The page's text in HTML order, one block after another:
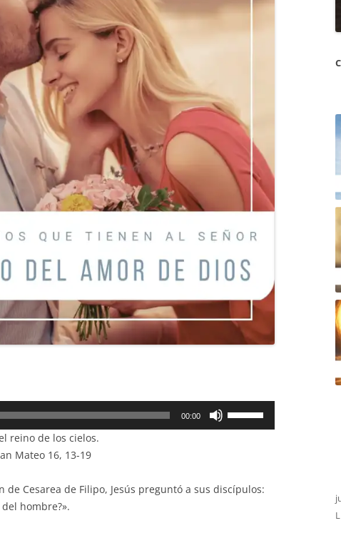
00:00
arriba/abajo
reino de los cielos.
Mateo 16, 13-19
Cesarea de Filipo, Jesús preguntó a sus discípulos:
hombre?».
L